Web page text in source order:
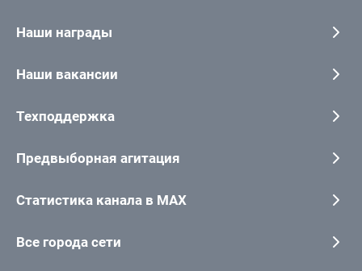
Наши награды
Наши вакансии
Техподдержка
Предвыборная агитация
Статистика канала в MAX
Все города сети